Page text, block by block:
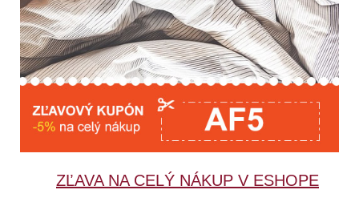
ZĽAVA NA CELÝ NÁKUP V ESHOPE